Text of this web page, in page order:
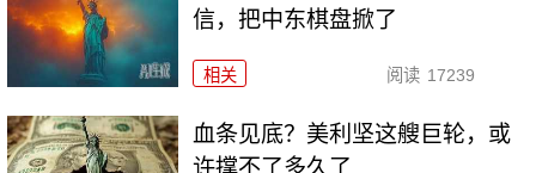
信，把中东棋盘掀了
相关 阅读 17239
血条见底？美利坚这艘巨轮，或
许撑不了多久了